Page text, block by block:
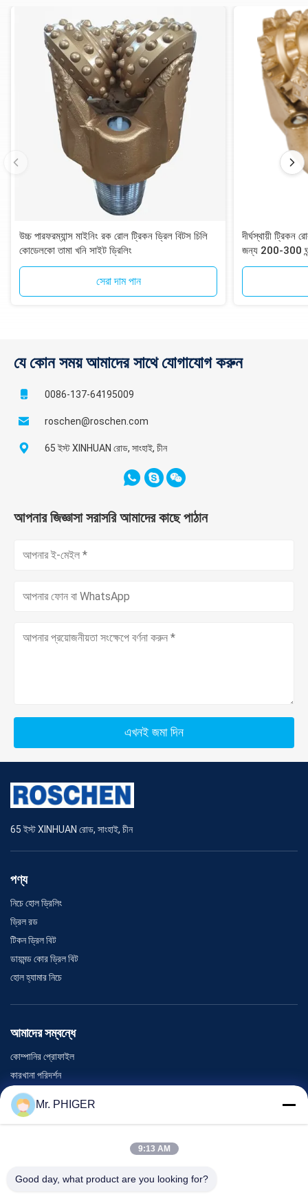
উচ্চ পারফরম্যান্স মাইনিং রক রোল ট্রিকন ড্রিল বিটস চিলি
কোডেলকো তামা খনি সাইট ড্রিলিং
সেরা দাম পান
দীর্ঘস্থায়ী
জন্য 200-300
যে কোন সময় আমাদের সাথে যোগাযোগ করুন
0086-137-64195009
roschen@roschen.com
65 ইস্ট XINHUAN রোড, সাংহাই, চীন
আপনার জিজ্ঞাসা সরাসরি আমাদের কাছে পাঠান
এখনই জমা দিন
65 ইস্ট XINHUAN রোড, সাংহাই, চীন
পণ্য
নিচে হোল ড্রিলিং
ড্রিল রড
টিকন ড্রিল বিট
ডায়মন্ড কোর ড্রিল বিট
হোল হ্যামার নিচে
আমাদের সম্বন্ধে
কোম্পানির প্রোফাইল
কারখানা পরিদর্শন
গুণমান নিয়ন্ত্রণ
সাইট ম্যাপ
ঘটনা
Mr. PHIGER
9:13 AM
Good day, what product are you looking for?